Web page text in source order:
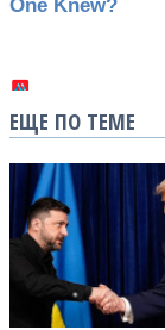
ЕЩЕ ПО ТЕМЕ